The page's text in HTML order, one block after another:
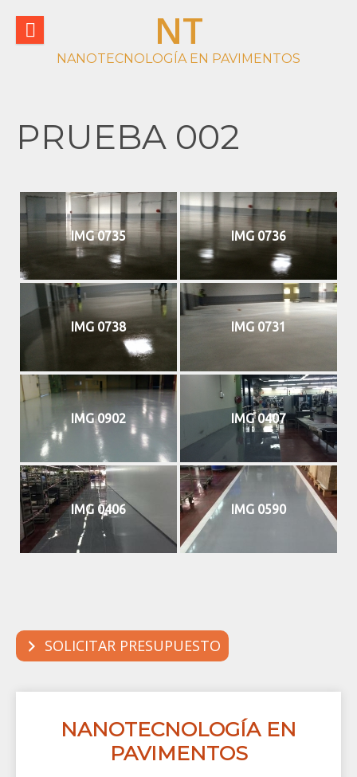
contenido
NT
NANOTECNOLOGÍA EN PAVIMENTOS
PRUEBA 002
IMG 0735 IMG 0736
IMG 0738 IMG 0731
IMG 0902 IMG 0407
IMG 0406 IMG 0590
SOLICITAR PRESUPUESTO
NANOTECNOLOGÍA EN
PAVIMENTOS